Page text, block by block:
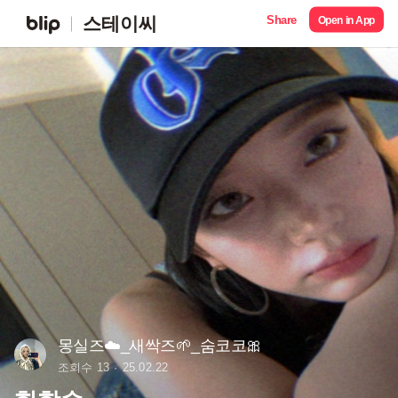
스테이씨 Share Open in App
몽실즈☁️_새싹즈🌱_숨코코🎀
조회수 13 25.02.22